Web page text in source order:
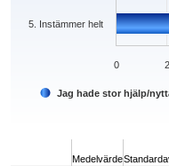
Jag hade stor hjälp/
5. Instämmer helt
0 2
Medelvärde